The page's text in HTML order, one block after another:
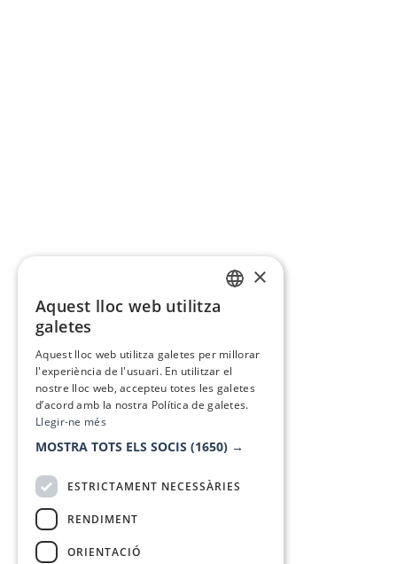
×
Aquest lloc web utilitza
galetes
Aquest lloc web utilitza galetes per millorar
l'experiència de l'usuari. En utilitzar el
nostre lloc web, accepteu totes les galetes
d’acord amb la nostra Política de galetes.
Llegir-ne més
MOSTRA TOTS ELS SOCIS (1650) →
ESTRICTAMENT NECESSÀRIES
RENDIMENT
ORIENTACIÓ